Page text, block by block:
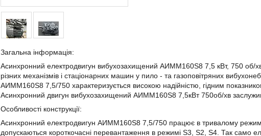
Загальна інформація:
Асинхронний електродвигун вибухозахищений АИММ160Ѕ8 7,5 кВт, 750 об/
різних механізмів і стаціонарних машин у пило - та газоповітряних
АИММ160Ѕ8 7,5/750 характеризується високою надійністю, гідним
Асинхронний двигун вибухозахищений АИММ160Ѕ8 7,5кВт 750об/хв
Особливості конструкції:
Асинхронний електродвигун АИММ160Ѕ8 7,5/750 працює в тривалому
допускаються короткочасні перевантаження в режимі S3, S2, S4. Так само